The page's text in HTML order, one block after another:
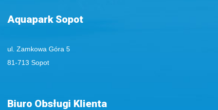
Aquapark Sopot
ul. Zamkowa Góra 5
81-713 Sopot
Biuro Obsługi Klienta